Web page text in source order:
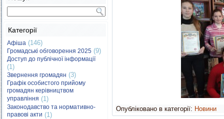
Категорії
Афіша (146)
Громадські обговорення 2025 (9)
Доступ до публічної інформації
(1)
Звернення громадян (3)
Графік особистого прийому
громадян керівництвом
управління (1)
Законодавство та нормативно-
правові акти (1)
Опубліковано в категорії: Новини